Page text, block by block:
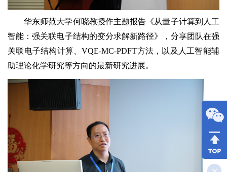
华东师范大学何晓教授作主题报告《从量子计算到人工
智能：强关联电子结构的变分求解新路径》，分享团队在强
关联电子结构计算、VQE-MC-PDFT方法，以及人工智能辅
助理论化学研究等方向的最新研究进展。